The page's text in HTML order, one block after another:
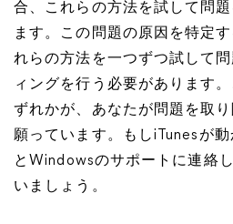
合、これらの方法を試して問
ます。この問題の原因を特定
れらの方法を一つずつ試して
ィングを行う必要があります
ずれかが、あなたが問題を取
願っています。もしiTunesが
とWindowsのサポートに連絡
いましょう。